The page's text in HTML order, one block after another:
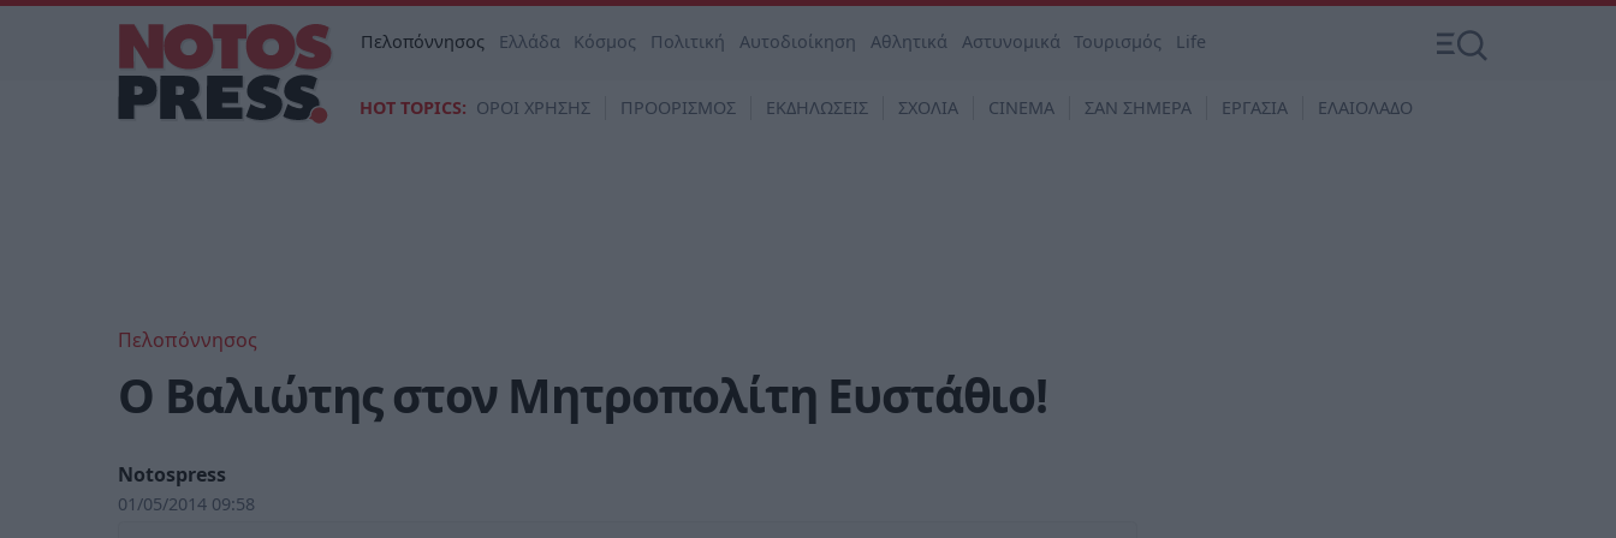
Πελοπόννησος Ελλάδα Κόσμος Πολιτική Αυτοδιοίκηση Αθλητικά Αστυνομικά Τουρισμός Life
HOT TOPICS: ΟΡΟΙ ΧΡΗΣΗΣ ΠΡΟΟΡΙΣΜΟΣ ΕΚΔΗΛΩΣΕΙΣ ΣΧΟΛΙΑ CINEMA ΣΑΝ ΣΗΜΕΡΑ ΕΡΓΑΣΙΑ ΕΛΑΙΟΛΑΔΟ
Πελοπόννησος
Ο Βαλιώτης στον Μητροπολίτη Ευστάθιο!
Notospress
01/05/2014 09:58